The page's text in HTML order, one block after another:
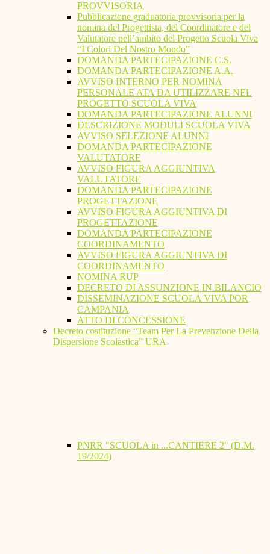
PROVVISORIA
Pubblicazione graduatoria provvisoria per la
nomina del Progettista, del Coordinatore e del
Valutatore nell’ambito del Progetto Scuola Viva
“I Colori Del Nostro Mondo”
DOMANDA PARTECIPAZIONE C.S.
DOMANDA PARTECIPAZIONE A.A.
AVVISO INTERNO PER NOMINA
PERSONALE ATA DA UTILIZZARE NEL
PROGETTO SCUOLA VIVA
DOMANDA PARTECIPAZIONE ALUNNI
DESCRIZIONE MODULI SCUOLA VIVA
AVVISO SELEZIONE ALUNNI
DOMANDA PARTECIPAZIONE
VALUTATORE
AVVISO FIGURA AGGIUNTIVA
VALUTATORE
DOMANDA PARTECIPAZIONE
PROGETTAZIONE
AVVISO FIGURA AGGIUNTIVA DI
PROGETTAZIONE
DOMANDA PARTECIPAZIONE
COORDINAMENTO
AVVISO FIGURA AGGIUNTIVA DI
COORDINAMENTO
NOMINA RUP
DECRETO DI ASSUNZIONE IN BILANCIO
DISSEMINAZIONE SCUOLA VIVA POR
CAMPANIA
ATTO DI CONCESSIONE
Decreto costituzione “Team Per La Prevenzione Della
Dispersione Scolastica” URA
PNRR "SCUOLA in ...CANTIERE 2" (D.M.
19/2024)